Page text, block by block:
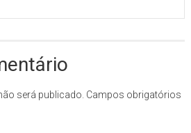
será publicado. Campos obrigatórios